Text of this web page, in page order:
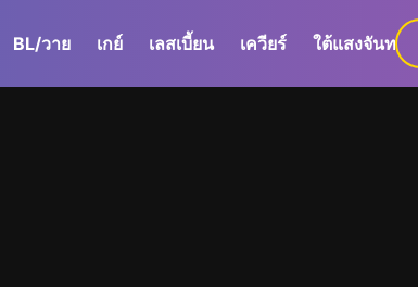
BL/วาย เกย์ เลสเบี้ยน เควียร์ ใต้แสงจันทร์